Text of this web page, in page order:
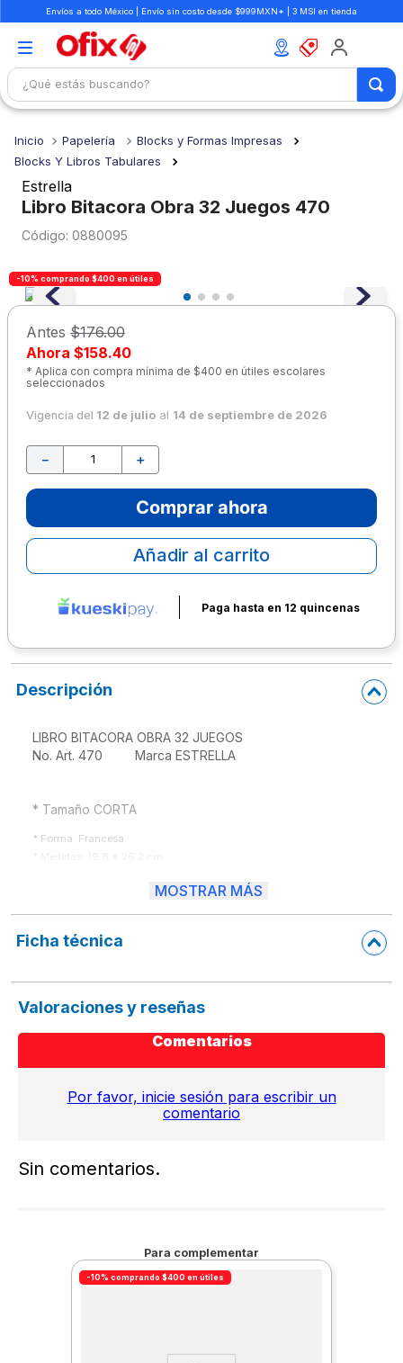
Envíos a todo México | Envío sin costo desde $999MXN* | 3 MSI en tienda
¿Qué estás buscando?
Papelería
Blocks y Formas Impresas
Blocks Y Libros Tabulares
Estrella
Libro Bitacora Obra 32 Juegos 470
: 0880095
-10% comprando $400 en útiles
Antes $176.00
Ahora $158.40
* Aplica con compra mínima de $400 en útiles escolares
seleccionados
Vigencia del 12 de julio al 14 de septiembre de 2026
＋
－
Comprar ahora
Añadir al carrito
Paga hasta en 12 quincenas
Descripción
LIBRO BITACORA OBRA 32 JUEGOS
No. Art. 470         Marca ESTRELLA
* Forma: Francesa
* C/32 juegos (3 tantos x juego, Original, copia azul y copia rosa) con 96
MOSTRAR MÁS
Ficha técnica
Valoraciones y reseñas
Comentarios
Por favor, inicie sesión para escribir un
comentario
Sin comentarios.
Para complementar
-10% comprando $400 en útiles
1.
mochilas
2
libretas
3.
cuaderno
4.
cuadernos
5.
colores
6.
boligrafo
7.
escritorio
8
sacapuntas